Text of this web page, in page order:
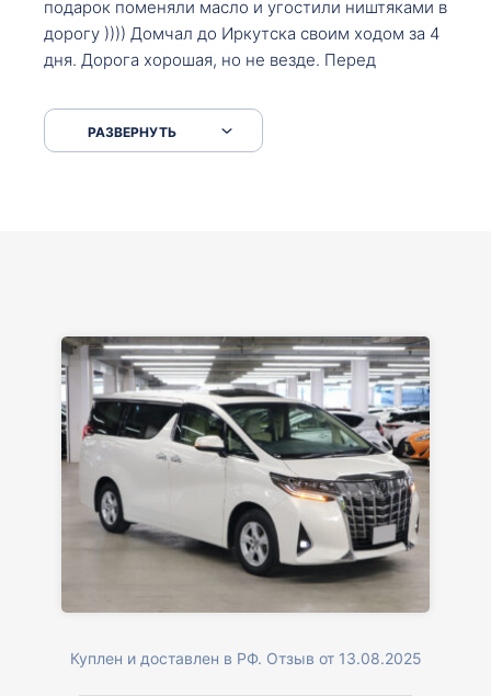
подарок поменяли масло и угостили ништяками в
дорогу )))) Домчал до Иркутска своим ходом за 4
дня. Дорога хорошая, но не везде. Перед
серпантинах по пути следования.
РАЗВЕРНУТЬ
Куплен и доставлен в РФ. Отзыв от 13.08.2025